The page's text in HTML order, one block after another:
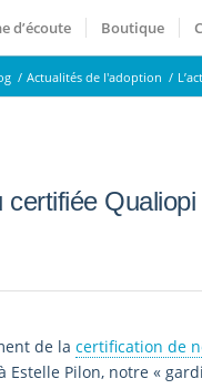
d’écoute Boutique
/ Actualités de l'adoption /
certifiée
de la certification de
Pilon, notre «